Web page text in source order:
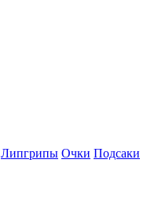
Липгрипы Очки Подсаки